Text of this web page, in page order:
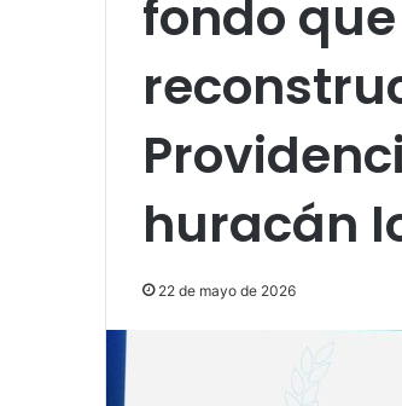
fondo
huracán
22 de mayo de 2026